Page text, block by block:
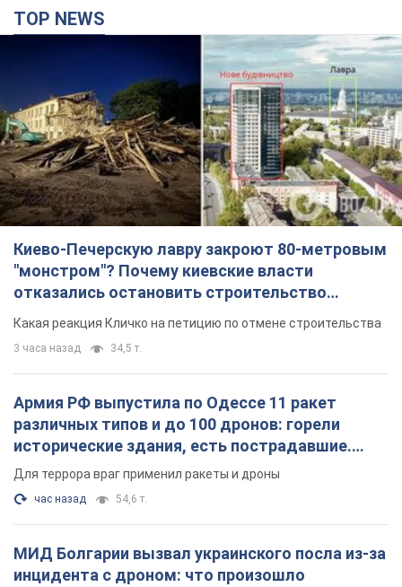
TOP NEWS
Киево-Печерскую лавру закроют 80-метровым
"монстром"? Почему киевские власти
отказались остановить строительство
небоскреба "московского верующего"
Какая реакция Кличко на петицию по отмене строительства
3 часа назад 34,5 т.
Армия РФ выпустила по Одессе 11 ракет
различных типов и до 100 дронов: горели
исторические здания, есть пострадавшие.
Фото и видео
Для террора враг применил ракеты и дроны
час назад 54,6 т.
МИД Болгарии вызвал украинского посла из-за
инцидента с дроном: что произошло